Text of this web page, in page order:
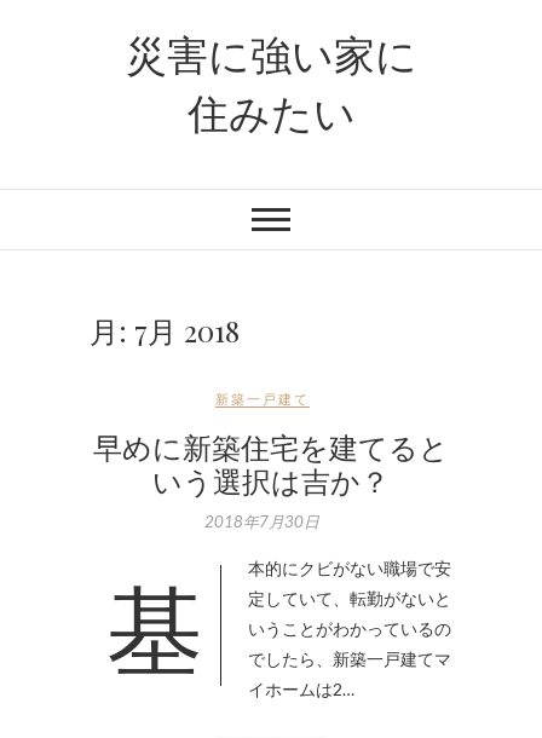
災害に強い家に
住みたい
月: 7月 2018
新築一戸建て
早めに新築住宅を建てると
いう選択は吉か？
2018年7月30日
基本的にクビがない職場で安
定していて、転勤がないと
いうことがわかっているの
でしたら、新築一戸建てマ
イホームは2…